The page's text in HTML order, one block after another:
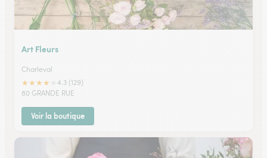
Art Fleurs
Charleval
★★★★
4.3 (129)
80 GRANDE RUE
Voir la boutique